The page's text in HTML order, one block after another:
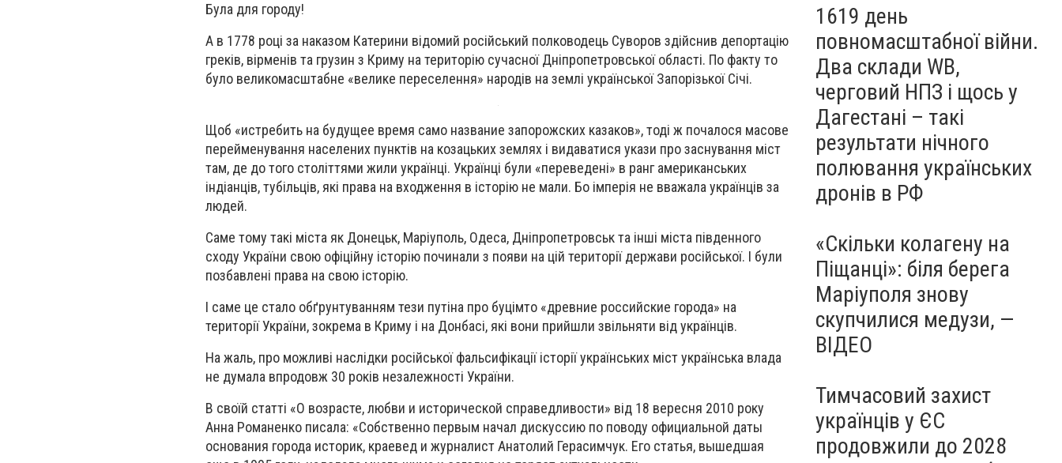
Була для городу!
А в 1778 році за наказом Катерини відомий російський полководець Суворов здійснив депортацію
греків, вірменів та грузин з Криму на територію сучасної Дніпропетровської області. По факту то
було великомасштабне «велике переселення» народів на землі української Запорізької Січі.
Щоб «истребить на будущее время само название запорожских казаков», тоді ж почалося масове
перейменування населених пунктів на козацьких землях і видаватися укази про заснування міст
там, де до того століттями жили українці. Українці були «переведені» в ранг американських
індіанців, тубільців, які права на входження в історію не мали. Бо імперія не вважала українців за
людей.
Саме тому такі міста як Донецьк, Маріуполь, Одеса, Дніпропетровськ та інші міста південного
сходу України свою офіційну історію починали з появи на цій території держави російської. І були
позбавлені права на свою історію.
І саме це стало обґрунтуванням тези путіна про буцімто «древние российские города» на
території України, зокрема в Криму і на Донбасі, які вони прийшли звільняти від українців.
На жаль, про можливі наслідки російської фальсифікації історії українських міст українська влада
не думала впродовж 30 років незалежності України.
В своїй статті «О возрасте, любви и исторической справедливости» від 18 вересня 2010 року
Анна Романенко писала: «Собственно первым начал дискуссию по поводу официальной даты
основания города историк, краевед и журналист Анатолий Герасимчук. Его статья, вышедшая
1619 день
повномасштабної війни.
Два склади WB,
черговий НПЗ і щось у
Дагестані – такі
результати нічного
полювання українських
дронів в РФ
«Скільки колагену на
Піщанці»: біля берега
Маріуполя знову
скупчилися медузи, —
ВІДЕО
Тимчасовий захист
українців у ЄС
продовжили до 2028